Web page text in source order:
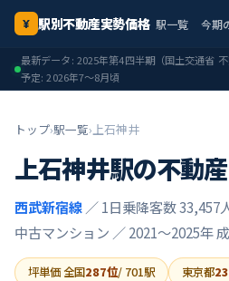
¥ 駅別不動産実勢価格 駅一覧 今期
最新データ: 2025年第4四半期（国土交通省
予定:2026年7〜8月頃
トップ›駅一覧›上石神井
上石神井駅の不動
西武新宿線 ／ 1日乗降客数 33,457
中古マンション ／2021〜2025年
坪単価 全国287位/ 701駅 東京都